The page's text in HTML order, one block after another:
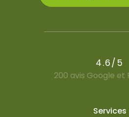
4.6/5
200 avis Google et
Services